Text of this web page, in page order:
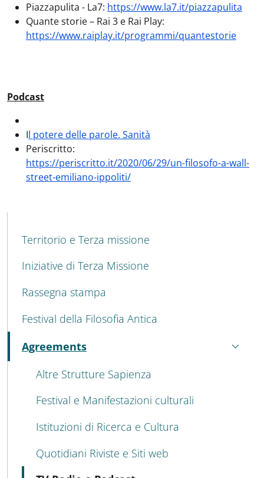
Piazzapulita - La7: https://www.la7.it/piazzapulita
Quante storie – Rai 3 e Rai Play:
https://www.raiplay.it/programmi/quantestorie
Podcast
Il potere delle parole. Sanità
Periscritto:
https://periscritto.it/2020/06/29/un-filosofo-a-wall-
street-emiliano-ippoliti/
MENU CEV SECOND NAVIGATION
Territorio e Terza missione
Iniziative di Terza Missione
Rassegna stampa
Festival della Filosofia Antica
Agreements
Active
Altre Strutture Sapienza
Festival e Manifestazioni culturali
Istituzioni di Ricerca e Cultura
Quotidiani Riviste e Siti web